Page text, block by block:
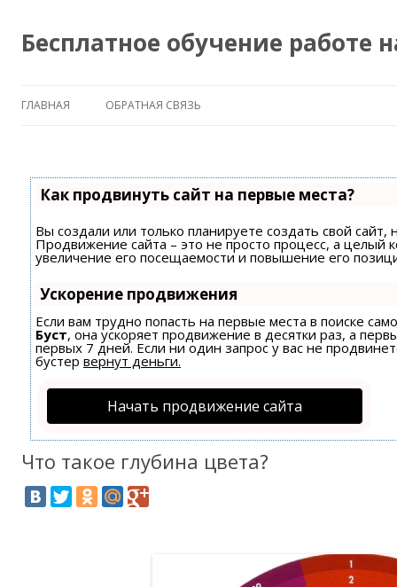
Бесплатное обучение работе
ГЛАВНАЯ ОБРАТНАЯ СВЯЗЬ
Как продвинуть сайт на первые места?
Вы создали или только планируете создать свой сайт,
Продвижение сайта – это не просто процесс, а целый
увеличение его посещаемости и повышение его
Ускорение продвижения
Если вам трудно попасть на первые места в поиске
Буст, она ускоряет продвижение в десятки раз, а
первых 7 дней. Если ни один запрос у вас не
бустер вернут деньги.
Начать продвижение сайта
Что такое глубина цвета?